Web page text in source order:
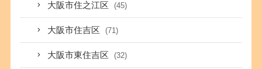
大阪市住之江区 (45)
大阪市住吉区 (71)
大阪市東住吉区 (32)